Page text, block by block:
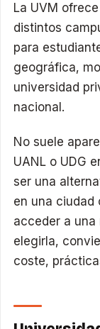
La UVM
distintos
para
geográfica,
universidad
nacional.
No suele
UANL o UDG
ser una
en una ciudad
acceder a una
elegirla,
coste,